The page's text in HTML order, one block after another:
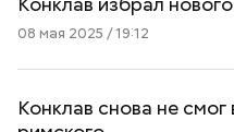
08 мая 2025 / 19:12
Конклав снова не